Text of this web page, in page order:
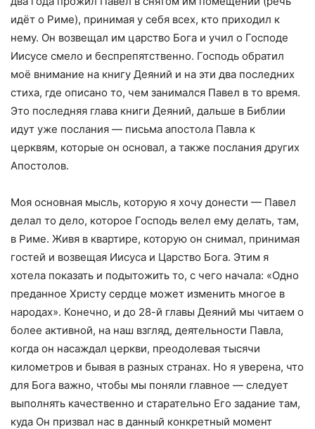
идёт о Риме), принимая у себя всех, кто приходил к
нему. Он возвещал им царство Бога и учил о Господе
Иисусе смело и беспрепятственно. Господь обратил
моё внимание на книгу Деяний и на эти два последних
стиха, где описано то, чем занимался Павел в то время.
Это последняя глава книги Деяний, дальше в Библии
идут уже послания — письма апостола Павла к
церквям, которые он основал, а также послания других
Апостолов.
Моя основная мысль, которую я хочу донести — Павел
делал то дело, которое Господь велел ему делать, там,
в Риме. Живя в квартире, которую он снимал, принимая
гостей и возвещая Иисуса и Царство Бога. Этим я
хотела показать и подытожить то, с чего начала: «Одно
преданное Христу сердце может изменить многое в
народах». Конечно, и до 28-й главы Деяний мы читаем о
более активной, на наш взгляд, деятельности Павла,
когда он насаждал церкви, преодолевая тысячи
километров и бывая в разных странах. Но я уверена, что
для Бога важно, чтобы мы поняли главное — следует
выполнять качественно и старательно Его задание там,
куда Он призвал нас в данный конкретный момент